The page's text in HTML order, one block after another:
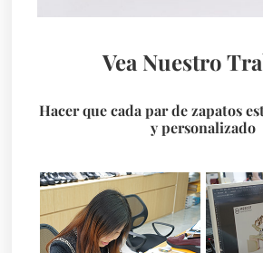
Vea Nuestro
Hacer que cada par de zapatos
y personalizado